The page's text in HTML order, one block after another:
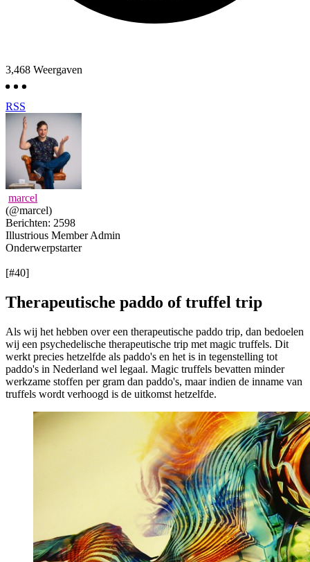
3,468 Weergaven
RSS
marcel
(@marcel)
Berichten: 2598
Illustrious Member Admin
Onderwerpstarter
[#40]
Therapeutische paddo of truffel trip
Als wij het hebben over een therapeutische paddo trip, dan bedoelen
wij een psychedelische therapeutische trip met magic truffels. Dit
werkt precies hetzelfde als paddo's en het is in tegenstelling tot
paddo's in Nederland wel legaal. Magic truffels bevatten minder
werkzame stoffen per gram dan paddo's, maar indien de inname van
truffels wordt verhoogd is de uitkomst hetzelfde.